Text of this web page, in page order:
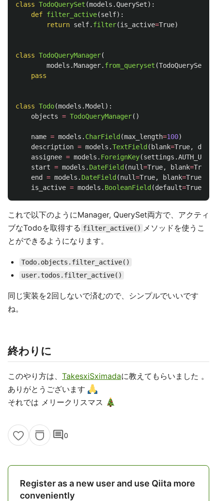
class TodoQuerySet (models .QuerySet):
def filter_active(self):
return self. filter(is_active=True)
class TodoQueryManager(
models .Manager. from_queryset (TodoQuerySet
pass
class Todo(models .Model ):
objects = TodoQueryManager()
name = models . CharField (max_length=100)
description = models .TextField ( blank=True,
assignee = models . ForeignKey(settings .
start = models . DateField (null=True, blank=True
end
= models . DateField (null=True, blank=True
is_active = models . BooleanField (default=True
これで以下のようにManager, QuerySet両方で、アクティ
ブなTodoを取得する filter_active() メソッドを使うこ
とができるようになります。
Todo.objects.filter_active()
user.todos.filter_active()
同じ実装を2回しないで済むので、シンプルでいいです
ね。
終わりに
このやり方は、 TakesxiSximadaに教えてもらいました 。
ありがとうございます
それでは メリークリスマス
comment0
Register as a new user and use Qiita more
conveniently